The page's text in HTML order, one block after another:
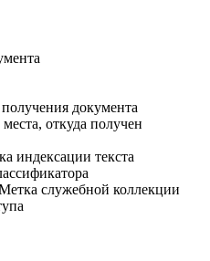
документа
откуда получен
индексации текста
служебной коллекции